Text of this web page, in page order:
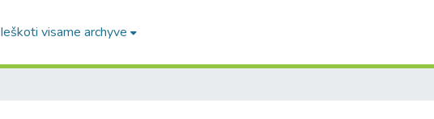
Ieškoti visame archyve